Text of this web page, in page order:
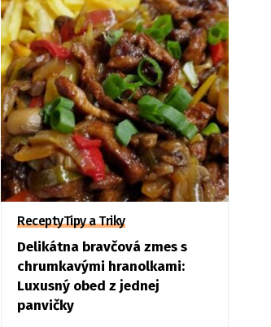
ReceptyTipy a Triky
Delikátna bravčová zmes s
chrumkavými hranolkami:
Luxusný obed z jednej
panvičky